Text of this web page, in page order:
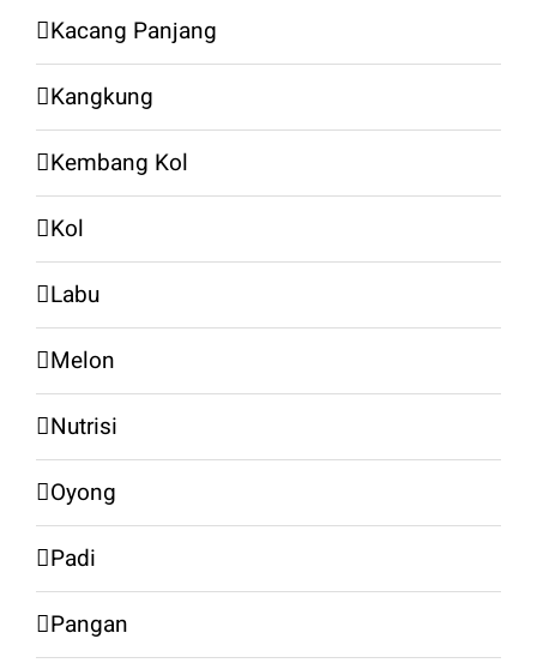
Kacang Panjang
Kangkung
Kembang Kol
Kol
Labu
Melon
Nutrisi
Oyong
Padi
Pangan